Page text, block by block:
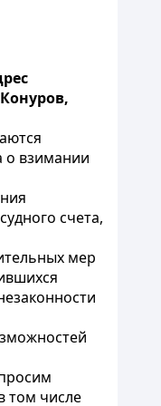
о взимании
счета,
мер
том числе